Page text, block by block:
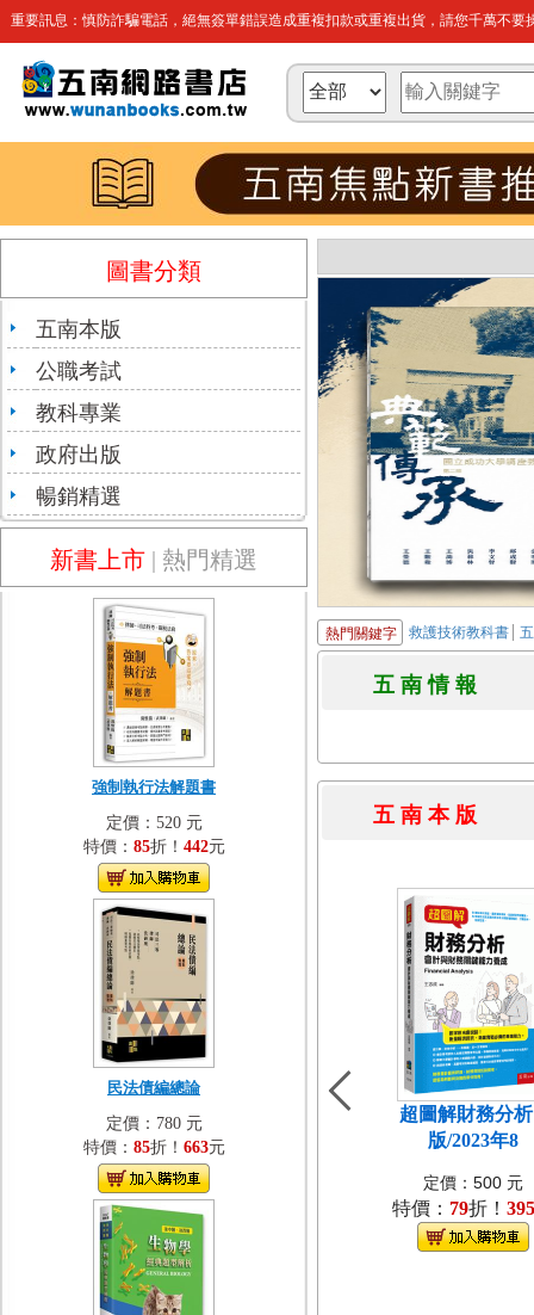
重要訊息：慎防詐騙電話，絕無簽單錯誤造成重複扣款或重複出貨，請您千萬不要
圖書分類
五南本版
公職考試
教科專業
政府出版
暢銷精選
新書上市 | 熱門精選
強制執行法解題書
定價：520 元
特價： 85折！ 442元
民法債編總論
定價：780 元
特價： 85折！ 663元
熱門關鍵字 救護技術教科書
五 南 情
五 南 本
超圖解財務分
版/2023年8
定價：500 元
特價： 79折！ 395